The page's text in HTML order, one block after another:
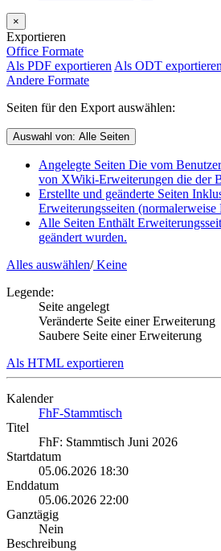
×
Exportieren
Office Formate
Als PDF exportieren Als ODT exportieren
Andere Formate
Seiten für den Export auswählen:
Auswahl von: Alle Seiten
Angelegte Seiten Die vom
von XWiki-Erweiterungen die der
Erstellte und geänderte Seiten
Erweiterungsseiten
Alle Seiten Enthält
geändert wurden.
Alles auswählen/Keine
Legende:
Seite angelegt
Veränderte Seite einer Erweiterung
Saubere Seite einer Erweiterung
Als HTML exportieren
Kalender
FhF-Stammtisch
Titel
FhF: Stammtisch Juni 2026
Startdatum
05.06.2026 18:30
Enddatum
05.06.2026 22:00
Ganztägig
Nein
Beschreibung